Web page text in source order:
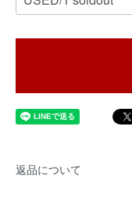
返品について